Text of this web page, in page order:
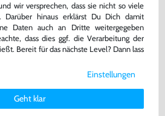
ANDERE DAZU
wir versprechen, dass sie nicht so viele
Darüber hinaus erklärst Du Dich damit
Daten auch an Dritte weitergegeben
dass dies ggf. die Verarbeitung der
Bereit für das nächste Level? Dann lass
den von uns verwendeten Cookies und
findest Du in unsererDaten­schutz­
.
Einstellungen
Geht klar